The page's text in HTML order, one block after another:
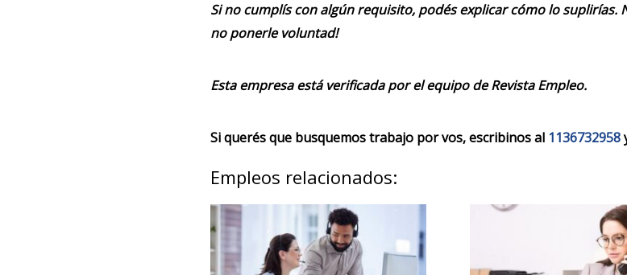
Si no cumplís con algún requisito, podés explicar cómo lo suplirías.
no ponerle voluntad!
Esta empresa está verificada por el equipo de Revista Empleo.
Si querés que busquemos trabajo por vos, escribinos al 1136732958
Empleos relacionados: